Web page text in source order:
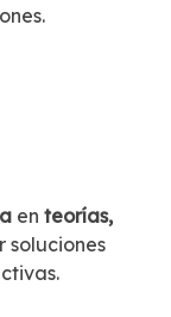
en teorías,
soluciones